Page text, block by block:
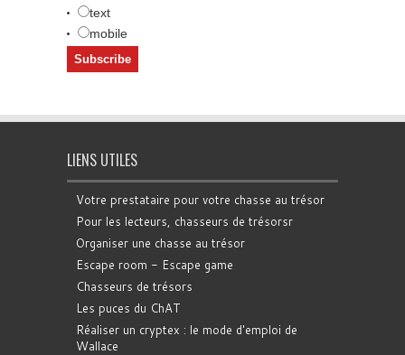
text
mobile
LIENS UTILES
Votre prestataire pour votre chasse au trésor
Pour les lecteurs, chasseurs de trésorsr
Organiser une chasse au trésor
Escape room - Escape game
Chasseurs de trésors
Les puces du ChAT
Réaliser un cryptex : le mode d'emploi de
Wallace